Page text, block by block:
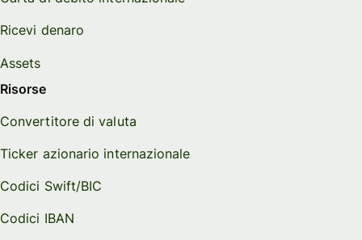
Ricevi denaro
Assets
Risorse
Convertitore di valuta
Ticker azionario internazionale
Codici Swift/BIC
Codici IBAN